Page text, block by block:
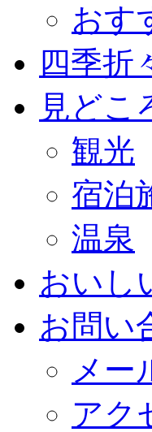
おす
四季折
見どこ
観光
宿泊
温泉
おいし
お問い
メー
アク